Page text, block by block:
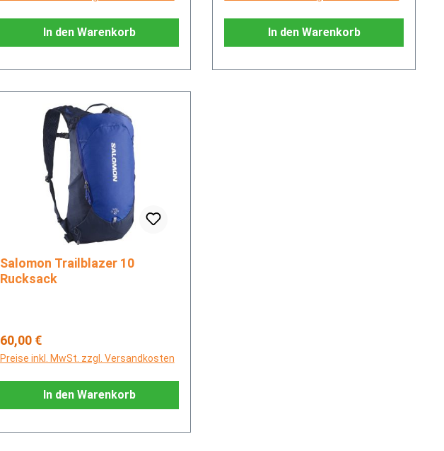
In den Warenkorb In den Warenkorb
Salomon Trailblazer 10
Rucksack
Regulärer Preis:
60,00 €
Preise inkl. MwSt. zzgl. Versandkosten
In den Warenkorb